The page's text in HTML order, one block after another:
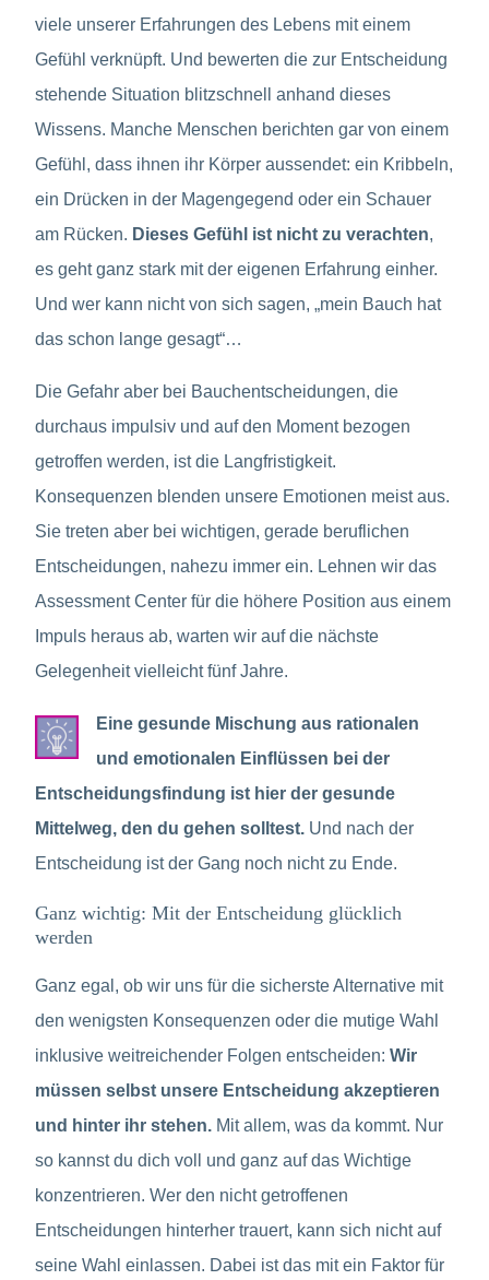
viele unserer Erfahrungen des Lebens mit einem
Gefühl verknüpft. Und bewerten die zur Entscheidung
stehende Situation blitzschnell anhand dieses
Wissens. Manche Menschen berichten gar von einem
Gefühl, dass ihnen ihr Körper aussendet: ein Kribbeln,
ein Drücken in der Magengegend oder ein Schauer
am Rücken. Dieses Gefühl ist nicht zu verachten,
es geht ganz stark mit der eigenen Erfahrung einher.
Und wer kann nicht von sich sagen, „mein Bauch hat
das schon lange gesagt“…
Die Gefahr aber bei Bauchentscheidungen, die
durchaus impulsiv und auf den Moment bezogen
getroffen werden, ist die Langfristigkeit.
Konsequenzen blenden unsere Emotionen meist aus.
Sie treten aber bei wichtigen, gerade beruflichen
Entscheidungen, nahezu immer ein. Lehnen wir das
Assessment Center für die höhere Position aus einem
Impuls heraus ab, warten wir auf die nächste
Gelegenheit vielleicht fünf Jahre.
Eine gesunde Mischung aus rationalen
und emotionalen Einflüssen bei der
Entscheidungsfindung ist hier der gesunde
Mittelweg, den du gehen solltest. Und nach der
Entscheidung ist der Gang noch nicht zu Ende.
Ganz wichtig: Mit der Entscheidung glücklich
werden
Ganz egal, ob wir uns für die sicherste Alternative mit
den wenigsten Konsequenzen oder die mutige Wahl
inklusive weitreichender Folgen entscheiden: Wir
müssen selbst unsere Entscheidung akzeptieren
und hinter ihr stehen. Mit allem, was da kommt. Nur
so kannst du dich voll und ganz auf das Wichtige
konzentrieren. Wer den nicht getroffenen
Entscheidungen hinterher trauert, kann sich nicht auf
seine Wahl einlassen. Dabei ist das mit ein Faktor für